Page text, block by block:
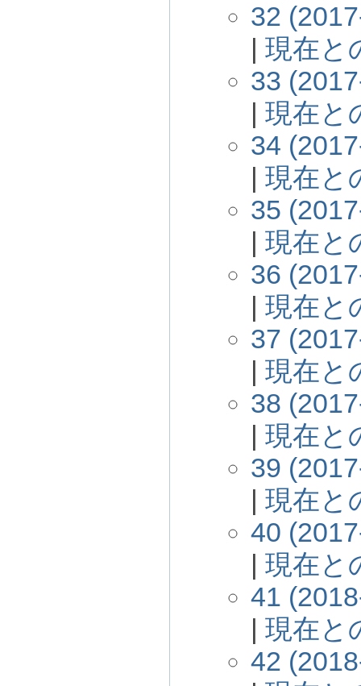
32
| 現在と
33
| 現在と
34
| 現在と
35
| 現在と
36
| 現在と
37
| 現在と
38
| 現在と
39
| 現在と
40
| 現在と
41
| 現在と
42